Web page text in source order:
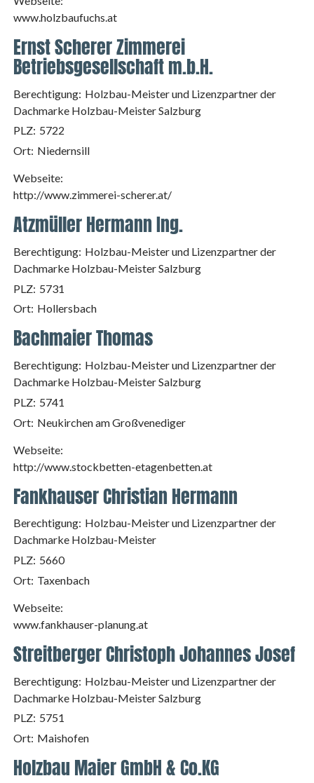
www.holzbaufuchs.at
Ernst Scherer Zimmerei
Betriebsgesellschaft m.b.H.
Berechtigung: Holzbau-Meister und Lizenzpartner der
Dachmarke Holzbau-Meister Salzburg
PLZ: 5722
Ort: Niedernsill
Webseite:
http://www.zimmerei-scherer.at/
Atzmüller Hermann Ing.
Berechtigung: Holzbau-Meister und Lizenzpartner der
Dachmarke Holzbau-Meister Salzburg
PLZ: 5731
Ort: Hollersbach
Bachmaier Thomas
Berechtigung: Holzbau-Meister und Lizenzpartner der
Dachmarke Holzbau-Meister Salzburg
PLZ: 5741
Ort: Neukirchen am Großvenediger
Webseite:
http://www.stockbetten-etagenbetten.at
Fankhauser Christian Hermann
Berechtigung: Holzbau-Meister und Lizenzpartner der
Dachmarke Holzbau-Meister
PLZ: 5660
Ort: Taxenbach
Webseite:
www.fankhauser-planung.at
Streitberger Christoph Johannes Josef
Berechtigung: Holzbau-Meister und Lizenzpartner der
Dachmarke Holzbau-Meister Salzburg
PLZ: 5751
Ort: Maishofen
Holzbau Maier GmbH & Co.KG